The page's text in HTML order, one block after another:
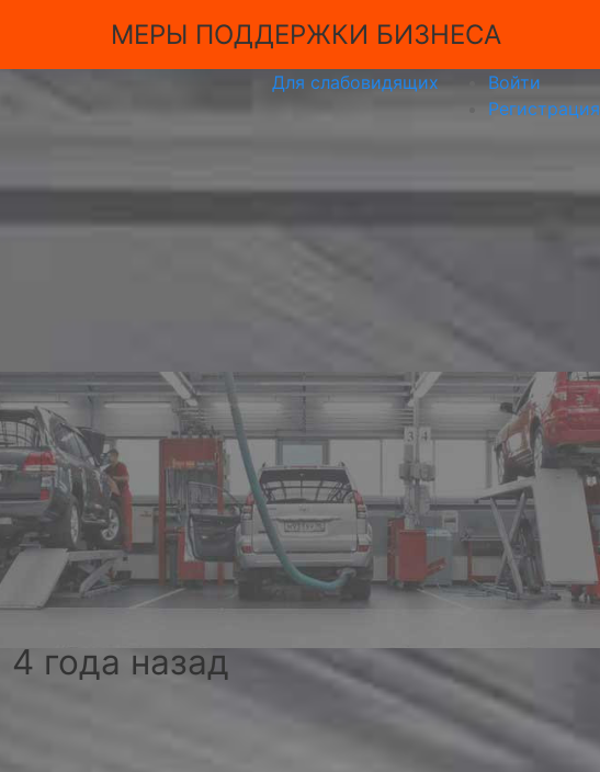
МЕРЫ ПОДДЕРЖКИ БИЗНЕСА
Для слабовидящих
Войти
Регистрация
4 года назад